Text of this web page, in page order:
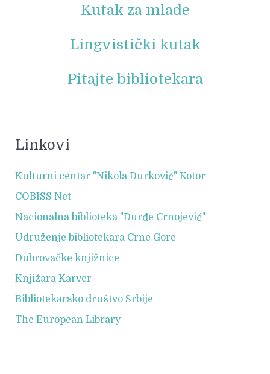
Kutak za mlade
Lingvistički kutak
Pitajte bibliotekara
Linkovi
Kulturni centar "Nikola Đurković" Kotor
COBISS Net
Nacionalna biblioteka "Đurđe Crnojević"
Udruženje bibliotekara Crne Gore
Dubrovačke knjižnice
Knjižara Karver
Bibliotekarsko društvo Srbije
The European Library